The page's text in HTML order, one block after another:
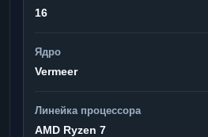
16
Ядро
Vermeer
Линейка процессора
AMD Ryzen 7